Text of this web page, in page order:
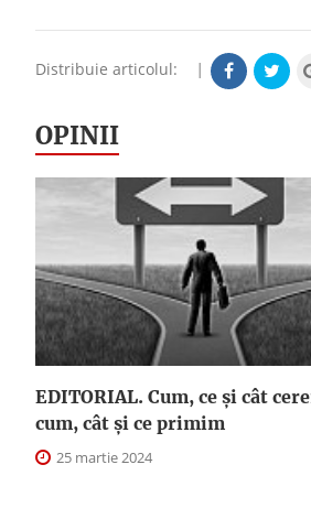
Distribuie articolul: |
OPINII
EDITORIAL. Cum, ce şi cât
cum, cât şi ce primim
25 martie 2024